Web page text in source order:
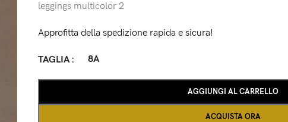
leggings multicolor 2
Approfitta della spedizione rapida e sicura!
TAGLIA 8A
AGGIUNGI AL CARRELLO
ACQUISTA ORA